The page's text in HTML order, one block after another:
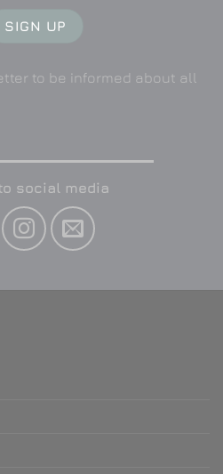
to be informed about all
social media